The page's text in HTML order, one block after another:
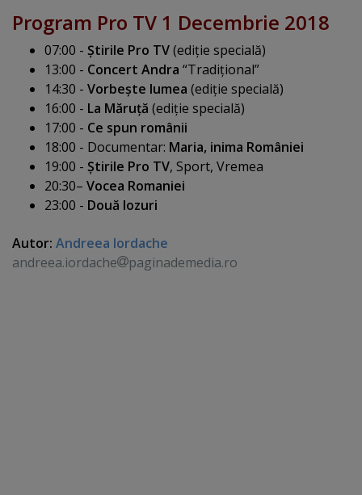
Program Pro TV 1 Decembrie 2018
07:00 - Ştirile Pro TV(ediţie specială)
13:00 - Concert Andra “Tradiţional”
14:30 - Vorbeşte lumea (ediţie specială)
16:00 - La Măruţă (ediţie specială)
17:00 - Ce spun românii
18:00 - Documentar: Maria, inima României
19:00 - Ştirile Pro TV, Sport, Vremea
20:30– Vocea Romaniei
23:00 - Două lozuri
Autor: Andreea Iordache
andreea.iordache
paginademedia.ro